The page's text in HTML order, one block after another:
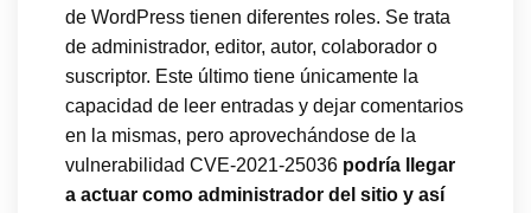
de WordPress tienen diferentes roles. Se trata
de administrador, editor, autor, colaborador o
suscriptor. Este último tiene únicamente la
capacidad de leer entradas y dejar comentarios
en la mismas, pero aprovechándose de la
vulnerabilidad CVE-2021-25036 podría llegar
a actuar como administrador del sitio y así